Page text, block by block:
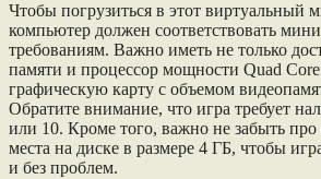
Чтобы погрузиться в этот виртуальный
компьютер должен соответствовать
требованиям. Важно иметь не только
памяти и процессор мощности Quad
графическую карту с объемом
Обратите внимание, что игра требует
или 10. Кроме того, важно не забыть про
места на диске в размере 4 ГБ, чтобы
и без проблем.